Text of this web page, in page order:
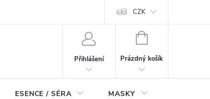
CZK
Přihlášení
NÁKUPNÍ
Prázdný košík
ESENCE / SÉRA MASKY